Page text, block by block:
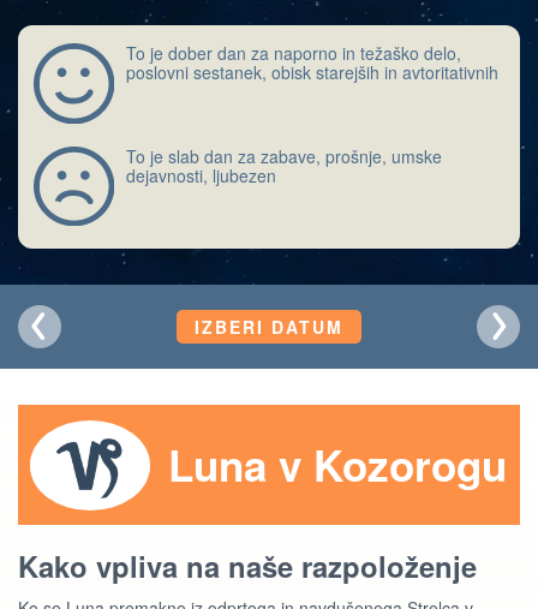
To je dober dan za naporno in težaško delo,
poslovni sestanek, obisk starejših in avtoritativnih
To je slab dan za zabave, prošnje, umske
dejavnosti, ljubezen
IZBERI DATUM
Luna v Kozorogu
Kako vpliva na naše razpoloženje